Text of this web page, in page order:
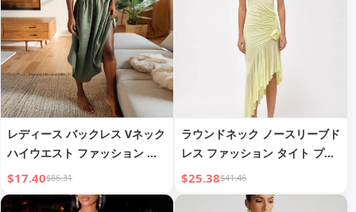
レディース バックレス Vネック
ハイウエスト ファッション ス
リングドレス
$17.40$86.31
ラウンドネック ノースリーブド
レス ファッション タイト プリ
ーツ
$25.38$41.46